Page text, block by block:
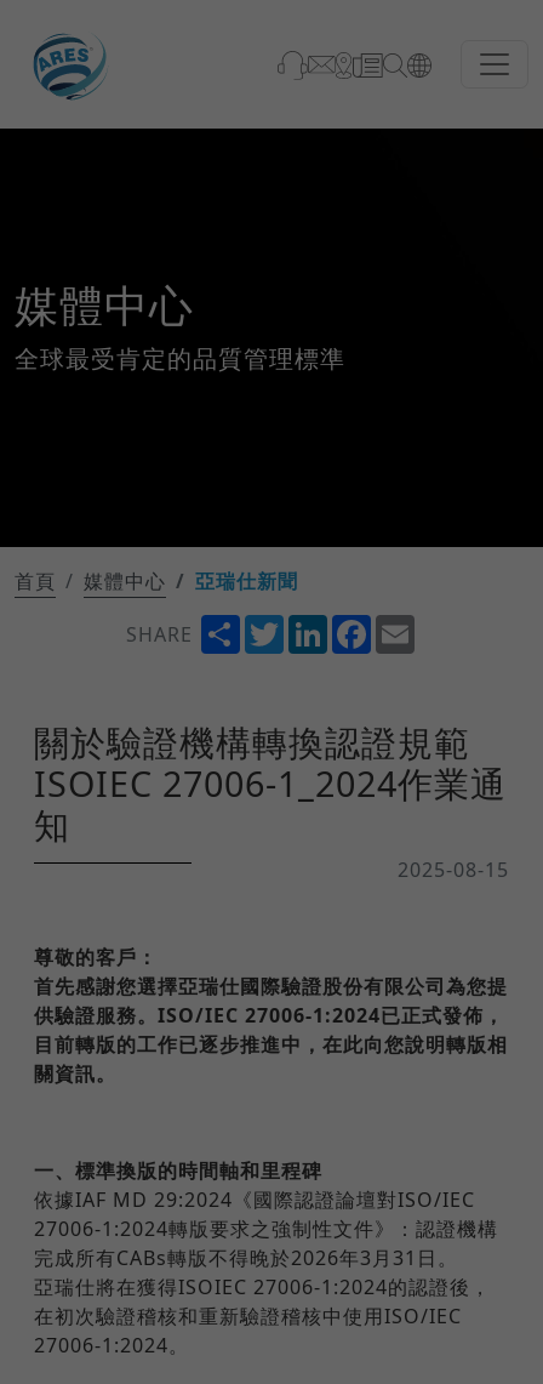
媒體中心
全球最受肯定的品質管理標準
首頁 媒體中心
亞瑞仕新聞
SHARE
ShareTwitterLinkedInFacebook
關於驗證機構轉換認證規範
ISOIEC 27006-1_2024作業通
知
2025-08-15
尊敬的客戶：
首先感謝您選擇亞瑞仕國際驗證股份有限公司為您提
供驗證服務。ISO/IEC 27006-1:2024已正式發佈，
目前轉版的工作已逐步推進中，在此向您說明轉版相
關資訊。
一、標準換版的時間軸和里程碑
依據IAF MD 29:2024《國際認證論壇對ISO/IEC
27006-1:2024轉版要求之強制性文件》：認證機構
完成所有CABs轉版不得晚於2026年3月31日。
亞瑞仕將在獲得ISOIEC 27006-1:2024的認證後，
在初次驗證稽核和重新驗證稽核中使用ISO/IEC
27006-1:2024。